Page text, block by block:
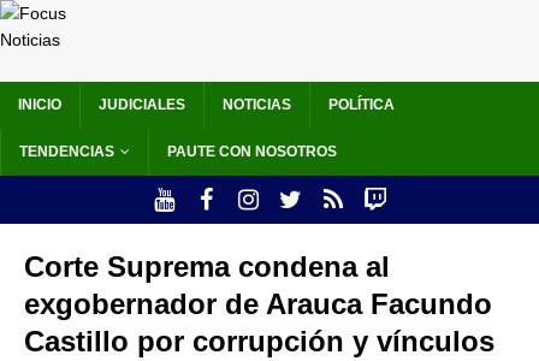
INICIO JUDICIALES NOTICIAS POLÍTICA
TENDENCIAS PAUTE CON NOSOTROS
Corte Suprema condena al
exgobernador de Arauca Facundo
Castillo por corrupción y vínculos